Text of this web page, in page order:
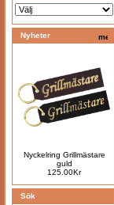
Nyheter
Nyckelring Grillmästare
guld
125.00Kr
Sök